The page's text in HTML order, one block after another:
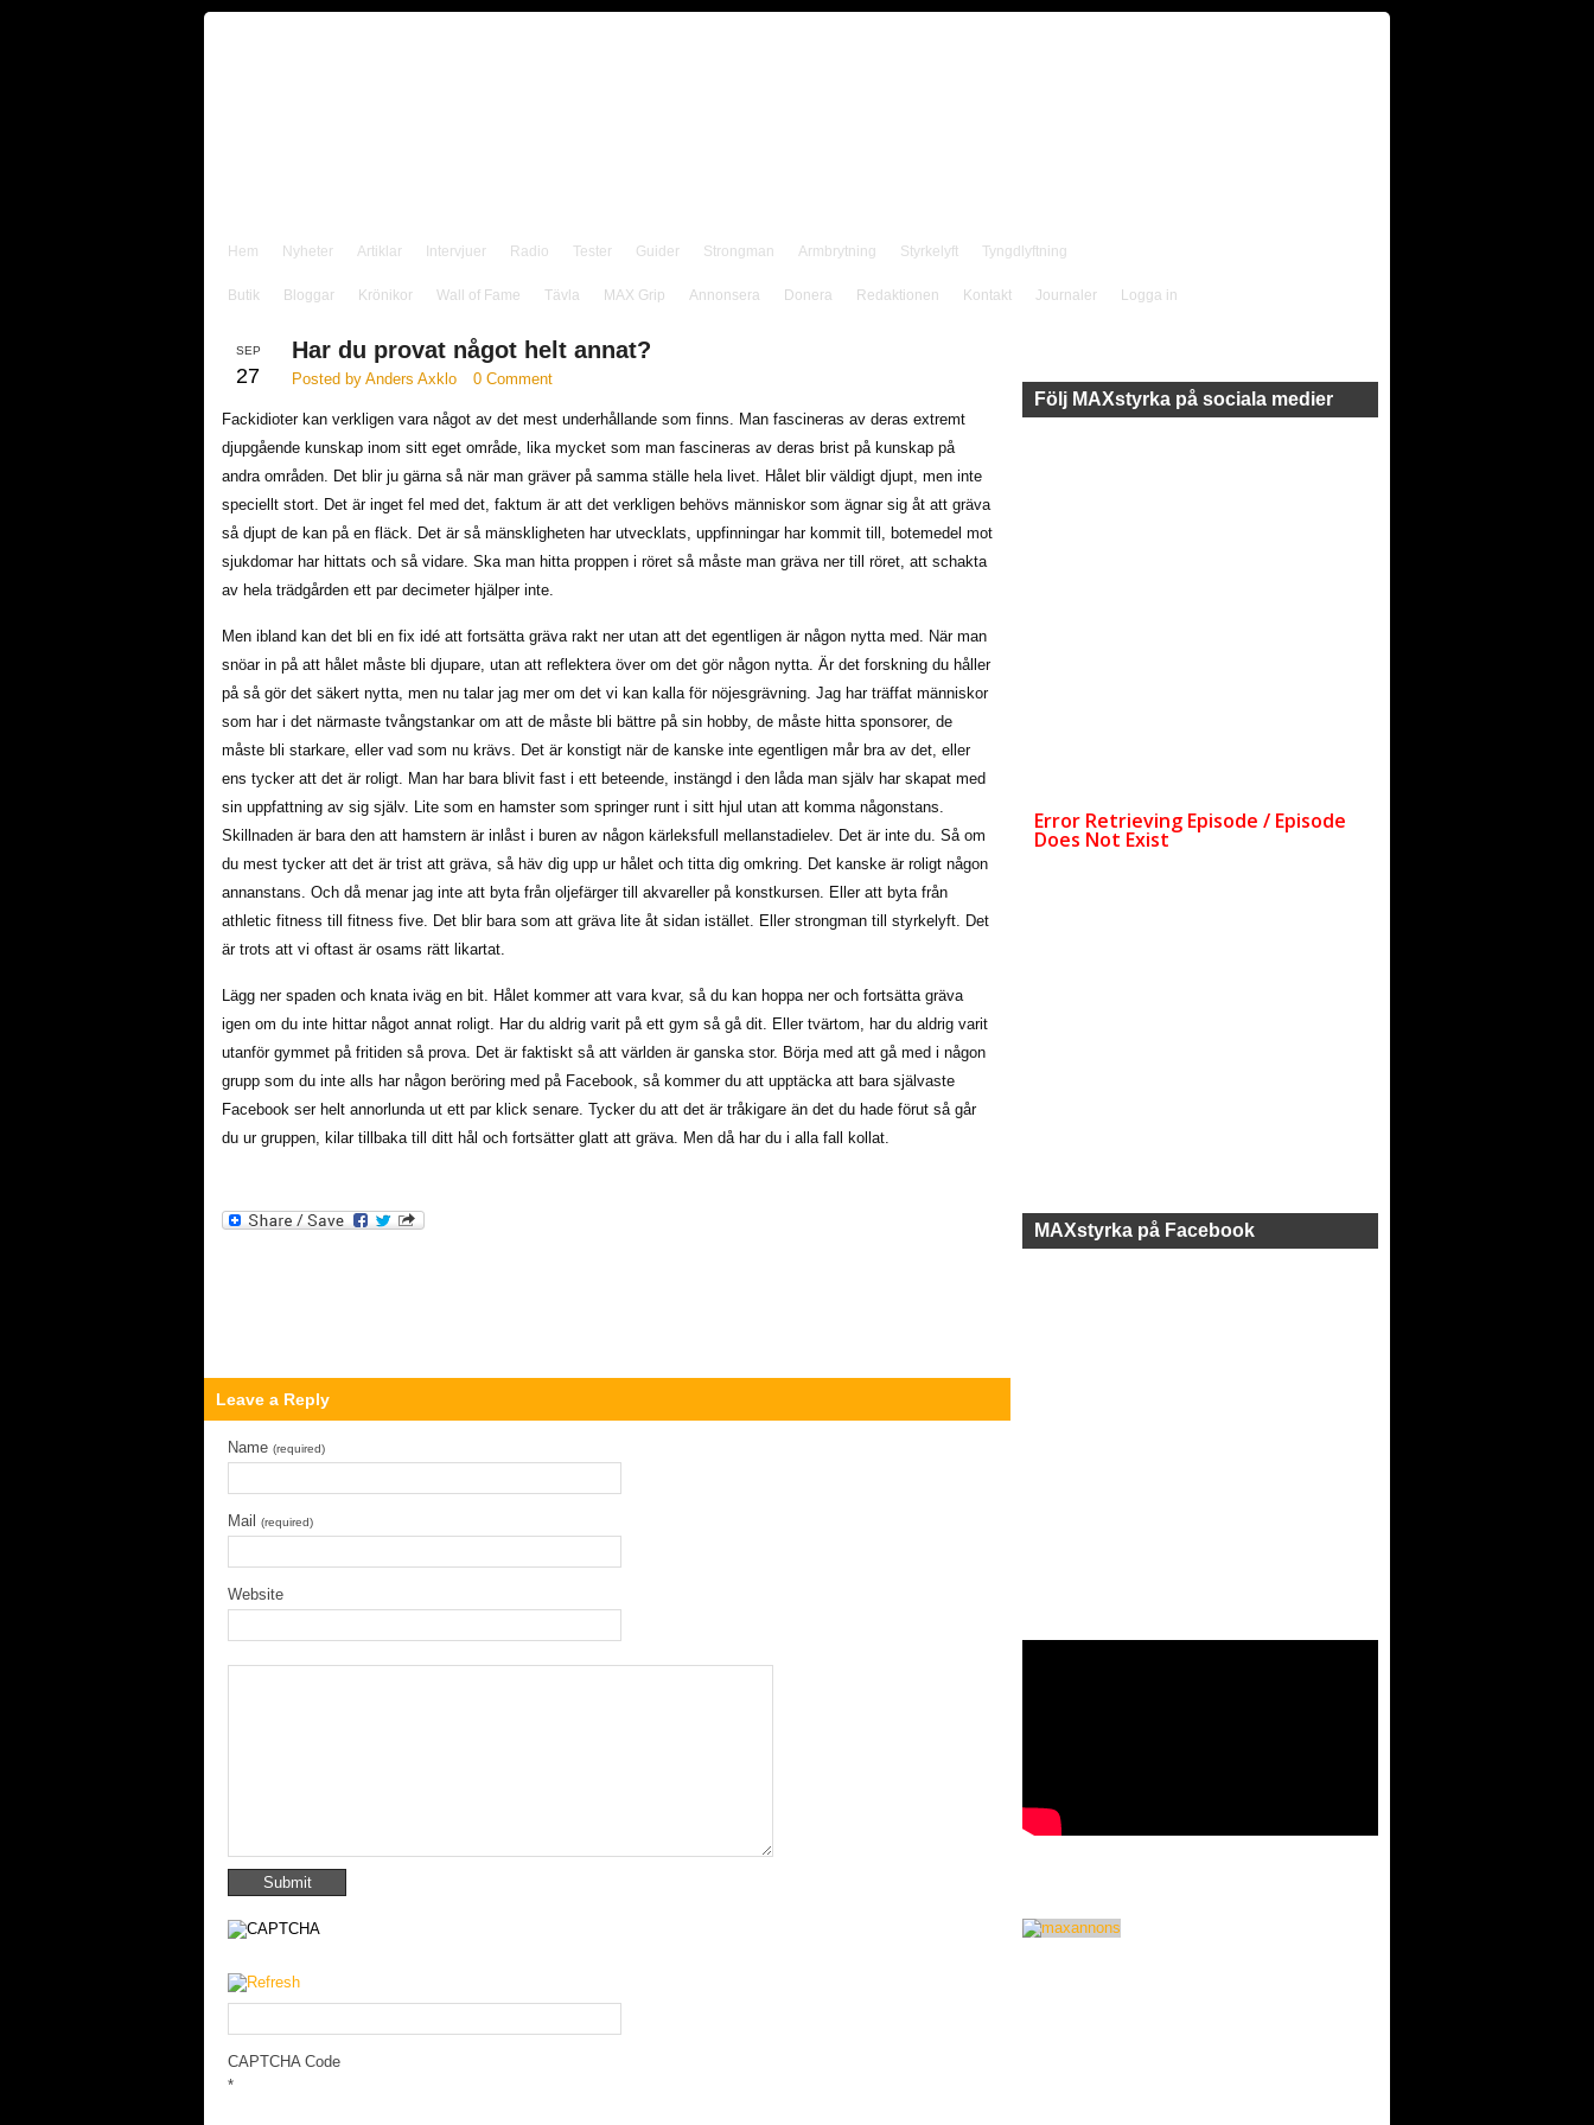
Hem Nyheter Artiklar Intervjuer Radio Tester Guider Strongman Armbrytning Styrkelyft Tyngdlyftning
Butik Bloggar Krönikor Wall of Fame Tävla MAX Grip Annonsera Donera Redaktionen Kontakt Journaler Logga in
SEP
27
Har du provat något helt annat?
Posted by Anders Axklo 0 Comment
Fackidioter kan verkligen vara något av det mest underhållande som finns. Man fascineras av deras extremt
djupgående kunskap inom sitt eget område, lika mycket som man fascineras av deras brist på kunskap på
andra områden. Det blir ju gärna så när man gräver på samma ställe hela livet. Hålet blir väldigt djupt, men inte
speciellt stort. Det är inget fel med det, faktum är att det verkligen behövs människor som ägnar sig åt att gräva
så djupt de kan på en fläck. Det är så mänskligheten har utvecklats, uppfinningar har kommit till, botemedel mot
sjukdomar har hittats och så vidare. Ska man hitta proppen i röret så måste man gräva ner till röret, att schakta
av hela trädgården ett par decimeter hjälper inte.
Men ibland kan det bli en fix idé att fortsätta gräva rakt ner utan att det egentligen är någon nytta med. När man
snöar in på att hålet måste bli djupare, utan att reflektera över om det gör någon nytta. Är det forskning du håller
på så gör det säkert nytta, men nu talar jag mer om det vi kan kalla för nöjesgrävning. Jag har träffat människor
som har i det närmaste tvångstankar om att de måste bli bättre på sin hobby, de måste hitta sponsorer, de
måste bli starkare, eller vad som nu krävs. Det är konstigt när de kanske inte egentligen mår bra av det, eller
ens tycker att det är roligt. Man har bara blivit fast i ett beteende, instängd i den låda man själv har skapat med
sin uppfattning av sig själv. Lite som en hamster som springer runt i sitt hjul utan att komma någonstans.
Skillnaden är bara den att hamstern är inlåst i buren av någon kärleksfull mellanstadielev. Det är inte du. Så om
du mest tycker att det är trist att gräva, så häv dig upp ur hålet och titta dig omkring. Det kanske är roligt någon
annanstans. Och då menar jag inte att byta från oljefärger till akvareller på konstkursen. Eller att byta från
athletic fitness till fitness five. Det blir bara som att gräva lite åt sidan istället. Eller strongman till styrkelyft. Det
är trots att vi oftast är osams rätt likartat.
Lägg ner spaden och knata iväg en bit. Hålet kommer att vara kvar, så du kan hoppa ner och fortsätta gräva
igen om du inte hittar något annat roligt. Har du aldrig varit på ett gym så gå dit. Eller tvärtom, har du aldrig varit
utanför gymmet på fritiden så prova. Det är faktiskt så att världen är ganska stor. Börja med att gå med i någon
grupp som du inte alls har någon beröring med på Facebook, så kommer du att upptäcka att bara självaste
Facebook ser helt annorlunda ut ett par klick senare. Tycker du att det är tråkigare än det du hade förut så går
du ur gruppen, kilar tillbaka till ditt hål och fortsätter glatt att gräva. Men då har du i alla fall kollat.
Leave a Reply
Name (required)
Mail (required)
Website
CAPTCHA Code
*
Följ MAXstyrka på sociala medier
MAXstyrka på Facebook